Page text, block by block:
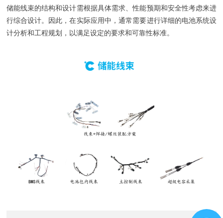
储能线束的结构和设计需根据具体需求、性能预期和安全性考虑来进
行综合设计。因此，在实际应用中，通常需要进行详细的电池系统设
计分析和工程规划，以满足设定的要求和可靠性标准。